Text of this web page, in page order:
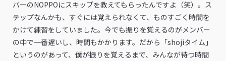
バーのNOPPOにスキップを教えてもらったんですよ（笑）。ス
テップなんかも、すぐには覚えられなくて、ものすごく時間を
かけて練習をしていました。今でも振りを覚えるのがメンバー
の中で一番遅いし、時間もかかります。だから「shojiタイム」
というのがあって、僕が振りを覚えるまで、みんなが待つ時間